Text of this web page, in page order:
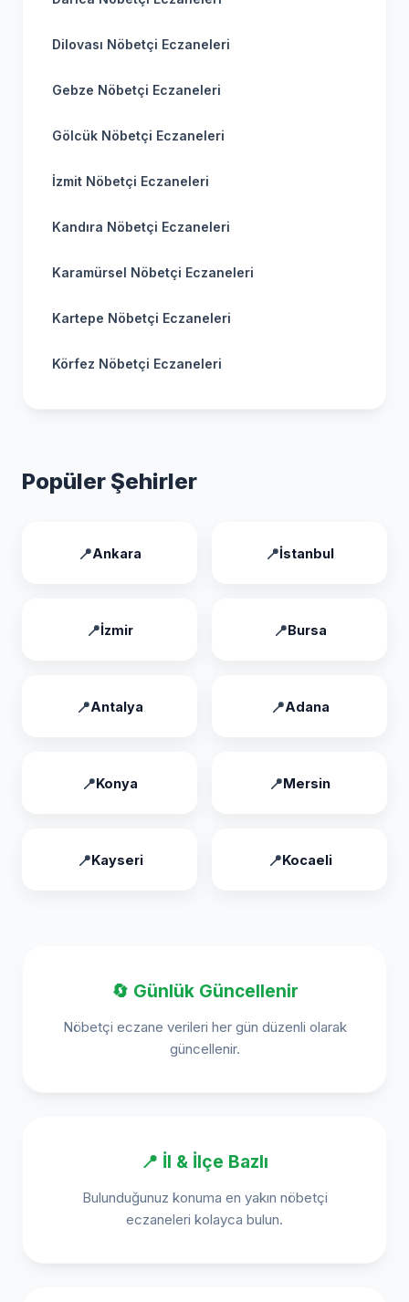
Dilovası Nöbetçi Eczaneleri
Gebze Nöbetçi Eczaneleri
Gölcük Nöbetçi Eczaneleri
İzmit Nöbetçi Eczaneleri
Kandıra Nöbetçi Eczaneleri
Karamürsel Nöbetçi Eczaneleri
Kartepe Nöbetçi Eczaneleri
Körfez Nöbetçi Eczaneleri
Popüler Şehirler
Ankara İstanbul
İzmir Bursa
Antalya Adana
Konya Mersin
Kayseri Kocaeli
🔄 Günlük Güncellenir
Nöbetçi eczane verileri her gün düzenli olarak
güncellenir.
📍 İl & İlçe Bazlı
Bulunduğunuz konuma en yakın nöbetçi
eczaneleri kolayca bulun.